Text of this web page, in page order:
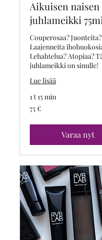
Aikuisen naisen
juhlameikki
Couperosaa? Juonteita?
Laajenneita
Lehahtelua? Atopiaa?
juhlameikki on sinulle!
Lue lisää
1 t 15 min
euroa
75 €
Varaa nyt